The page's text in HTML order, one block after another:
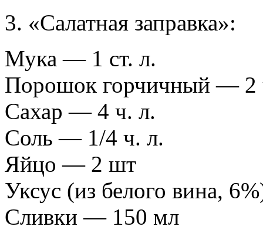
3. «Салатная заправка»:
Мука — 1 ст. л.
Порошок горчичный — 2
Сахар — 4 ч. л.
Соль — 1/4 ч. л.
Яйцо — 2 шт
Уксус (из белого вина,
Сливки — 150 мл